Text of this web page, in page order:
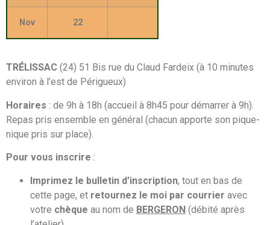
Nov 22
TRÉLISSAC (24) 51 Bis rue du Claud Fardeix (à 10 minutes
environ à l’est de Périgueux)
Horaires : de 9h à 18h (accueil à 8h45 pour démarrer à 9h).
Repas pris ensemble en général (chacun apporte son pique-
nique pris sur place).
Pour vous inscrire :
Imprimez le bulletin d’inscription, tout en bas de
cette page, et retournez le moi par courrier avec
votre chèque au nom de BERGERON (débité après